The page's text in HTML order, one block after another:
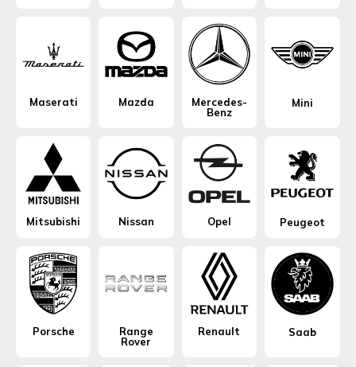
Maserati Mazda
Mercedes-
Benz
Mini
Mitsubishi Nissan Opel Peugeot
Porsche
Range
Rover
Renault Saab